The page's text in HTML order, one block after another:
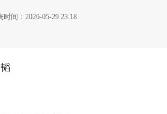
时间：2026-05-29 23:18